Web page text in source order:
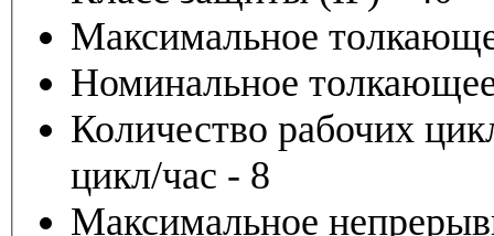
Максимальное
Номинальное
Количество рабочих
цикл/час - 8
Максимальное